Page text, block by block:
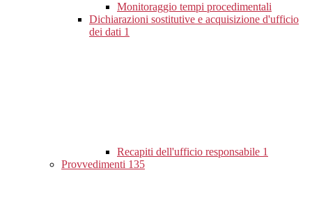
Monitoraggio tempi procedimentali
Dichiarazioni sostitutive e acquisizione d'ufficio
dei dati 1
Recapiti dell'ufficio responsabile 1
Provvedimenti 135